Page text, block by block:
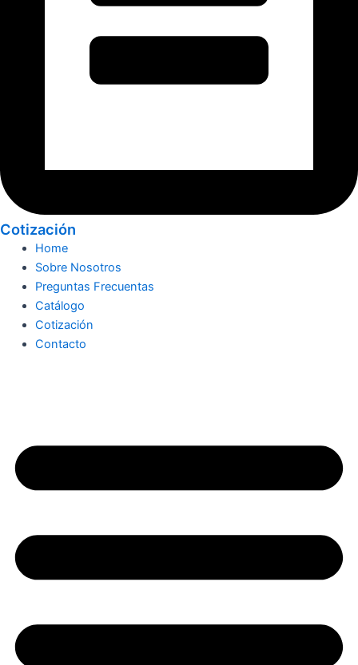
Cotización
Home
Sobre Nosotros
Preguntas Frecuentas
Catálogo
Cotización
Contacto